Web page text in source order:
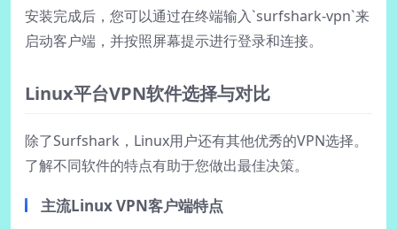
安装完成后，您可以通过在终端输入`surfshark-vpn`来
启动客户端，并按照屏幕提示进行登录和连接。
Linux平台VPN软件选择与对比
除了Surfshark，Linux用户还有其他优秀的VPN选择。
了解不同软件的特点有助于您做出最佳决策。
主流Linux VPN客户端特点